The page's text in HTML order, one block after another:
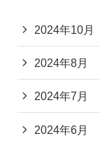
2024年10月
2024年8月
2024年7月
2024年6月